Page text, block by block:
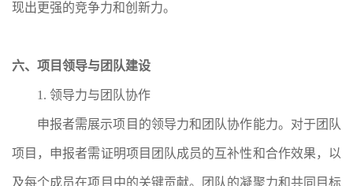
现出更强的竞争力和创新力。
六、项目领导与团队建设
1. 领导力与团队协作
申报者需展示项目的领导力和团队协作能力。对于团队
项目，申报者需证明项目团队成员的互补性和合作效果，以
及每个成员在项目中的关键贡献。团队的凝聚力和共同目标